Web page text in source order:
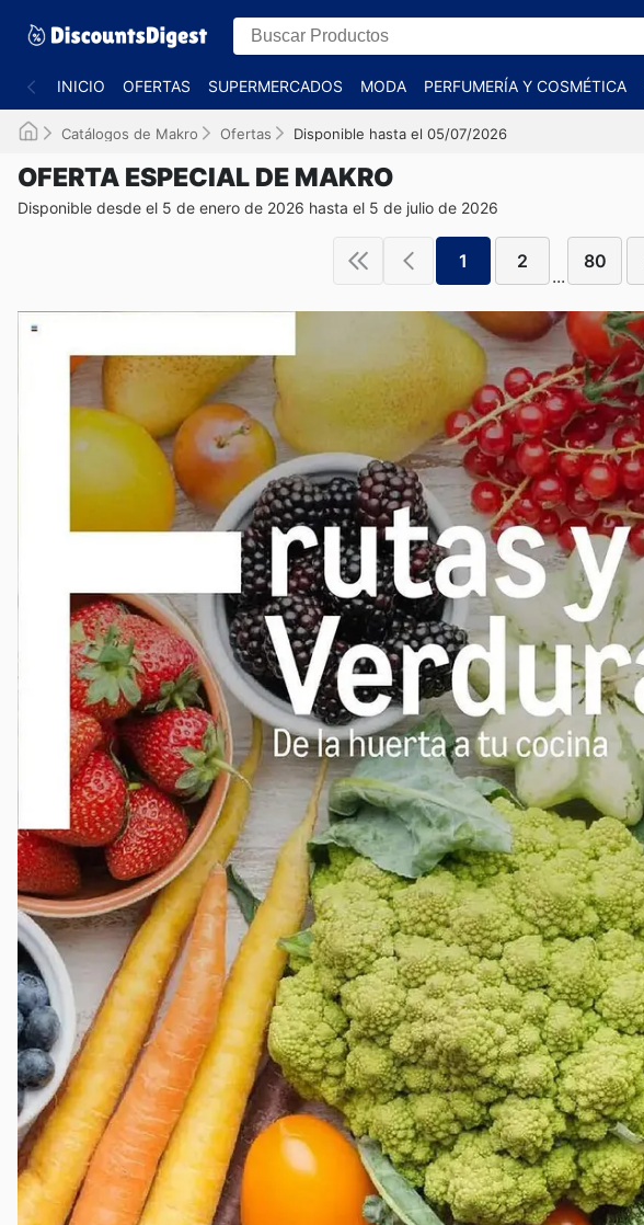
INICIO OFERTAS SUPERMERCADOS MODA PERFUMERÍA Y COSMÉTICA
Catálogos de Makro Ofertas Disponible hasta el 05/07/2026
OFERTA ESPECIAL DE MAKRO
Disponible desde el 5 de enero de 2026 hasta el 5 de julio de 2026
1 2
...
80